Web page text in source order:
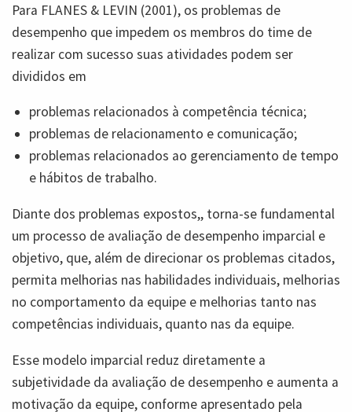
Para FLANES & LEVIN (2001), os problemas de
desempenho que impedem os membros do time de
realizar com sucesso suas atividades podem ser
divididos em
problemas relacionados à competência técnica;
problemas de relacionamento e comunicação;
problemas relacionados ao gerenciamento de tempo
e hábitos de trabalho.
Diante dos problemas expostos,, torna-se fundamental
um processo de avaliação de desempenho imparcial e
objetivo, que, além de direcionar os problemas citados,
permita melhorias nas habilidades individuais, melhorias
no comportamento da equipe e melhorias tanto nas
competências individuais, quanto nas da equipe.
Esse modelo imparcial reduz diretamente a
subjetividade da avaliação de desempenho e aumenta a
motivação da equipe, conforme apresentado pela